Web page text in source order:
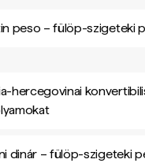
peso – fülöp-szigeteki
hercegovinai
dinár – fülöp-szigeteki